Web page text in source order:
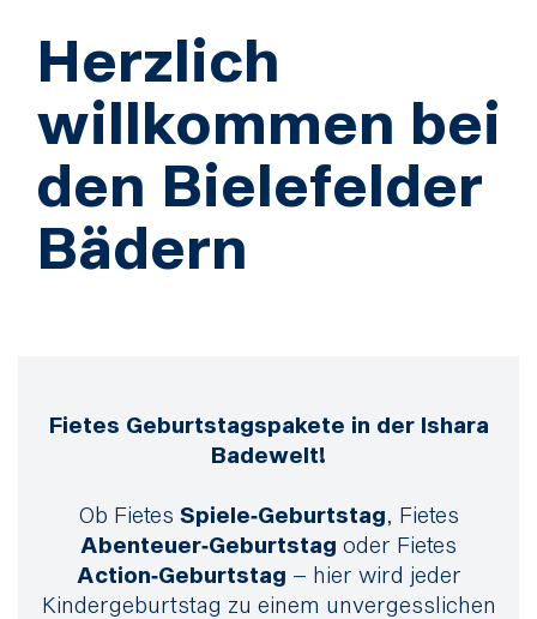
Herzlich
willkommen bei
den Bielefelder
Bädern
Fietes Geburtstagspakete in der Ishara
Badewelt!
Ob Fietes Spiele‑Geburtstag, Fietes
Abenteuer‑Geburtstag oder Fietes
Action‑Geburtstag – hier wird jeder
Kindergeburtstag zu einem unvergesslichen